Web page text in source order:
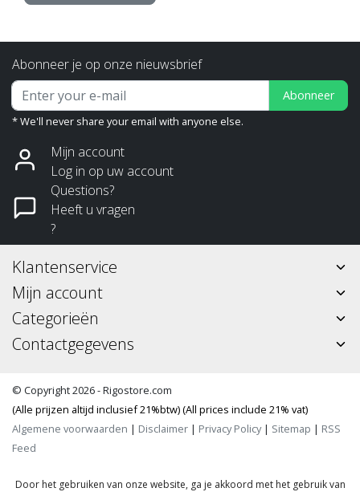
Abonneer je op onze nieuwsbrief
Abonneer
* We'll never share your email with anyone else.
Mijn account
Log in op uw account
Questions?
Heeft u vragen
?
Klantenservice
Mijn account
Categorieën
Contactgegevens
© Copyright 2026 - Rigostore.com
(Alle prijzen altijd inclusief 21%btw) (All prices include 21% vat)
Algemene voorwaarden | Disclaimer | Privacy Policy| Sitemap | RSS
Feed
Door het gebruiken van onze website, ga je akkoord met het gebruik van